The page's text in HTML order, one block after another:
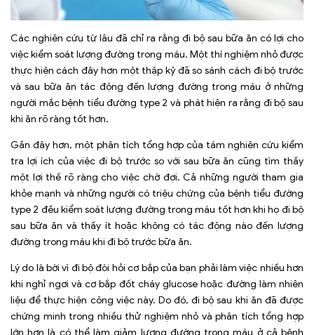
Các nghiên cứu từ lâu đã chỉ ra rằng đi bộ sau bữa ăn có lợi cho
việc kiểm soát lượng đường trong máu. Một thí nghiệm nhỏ được
thực hiện cách đây hơn một thập kỷ đã so sánh cách đi bộ trước
và sau bữa ăn tác động đến lượng đường trong máu ở những
người mắc bệnh tiểu đường type 2 và phát hiện ra rằng đi bộ sau
khi ăn rõ ràng tốt hơn.
Gần đây hơn, một phân tích tổng hợp của tám nghiên cứu kiểm
tra lợi ích của việc đi bộ trước so với sau bữa ăn cũng tìm thấy
một lợi thế rõ ràng cho việc chờ đợi. Cả những người tham gia
khỏe mạnh và những người có triệu chứng của bệnh tiểu đường
type 2 đều kiểm soát lượng đường trong máu tốt hơn khi họ đi bộ
sau bữa ăn và thấy ít hoặc không có tác động nào đến lượng
đường trong máu khi đi bộ trước bữa ăn.
Lý do là bời vì đi bộ đòi hỏi cơ bắp của bạn phải làm việc nhiều hơn
khi nghỉ ngơi và cơ bắp đốt cháy glucose hoặc đường làm nhiên
liệu để thực hiện công việc này. Do đó, đi bộ sau khi ăn đã được
chứng minh trong nhiều thử nghiệm nhỏ và phân tích tổng hợp
lớn hơn là có thể làm giảm lượng đường trong máu ở cả bệnh